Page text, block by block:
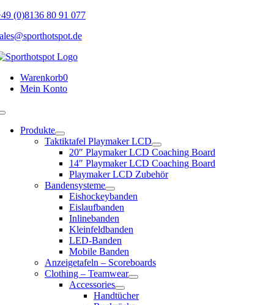
Skip
content
(0)8136 80 91 077
Warenkorb0
Mein Konto
Toggle
NavigationProdukte
Taktiktafel Playmaker LCD
20″ Playmaker LCD Coaching Board
14″ Playmaker LCD Coaching Board
Playmaker LCD Zubehör
Bandensysteme
Eishockeybanden
Eislaufbanden
Inlinebanden
Kleinfeldbanden
LED-Banden
Mobile Banden
Anzeigetafeln – Scoreboards
Clothing – Teamwear
Accessories
Handtücher